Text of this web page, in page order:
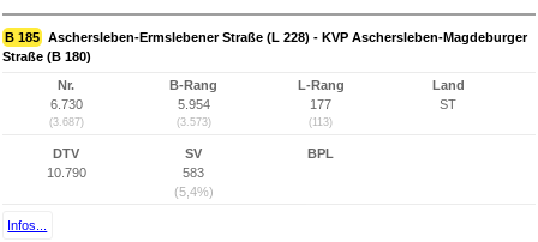
B 185 Aschersleben-Ermslebener Straße (L 228) - KVP Aschersleben-Magdeburger
Straße (B 180)
Nr.
6.730
(3.687)
B-Rang
5.954
(3.573)
L-Rang
177
(113)
Land
ST
DTV
10.790
SV
583
(5,4%)
BPL
Infos...